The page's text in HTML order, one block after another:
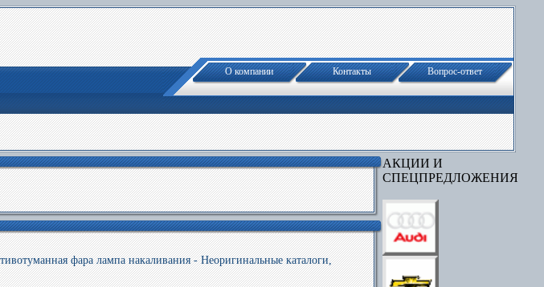
О компании Контакты Вопрос-ответ
фара лампа накаливания - Неоригинальные каталоги,
АКЦИИ И
СПЕЦПРЕДЛОЖЕНИЯ